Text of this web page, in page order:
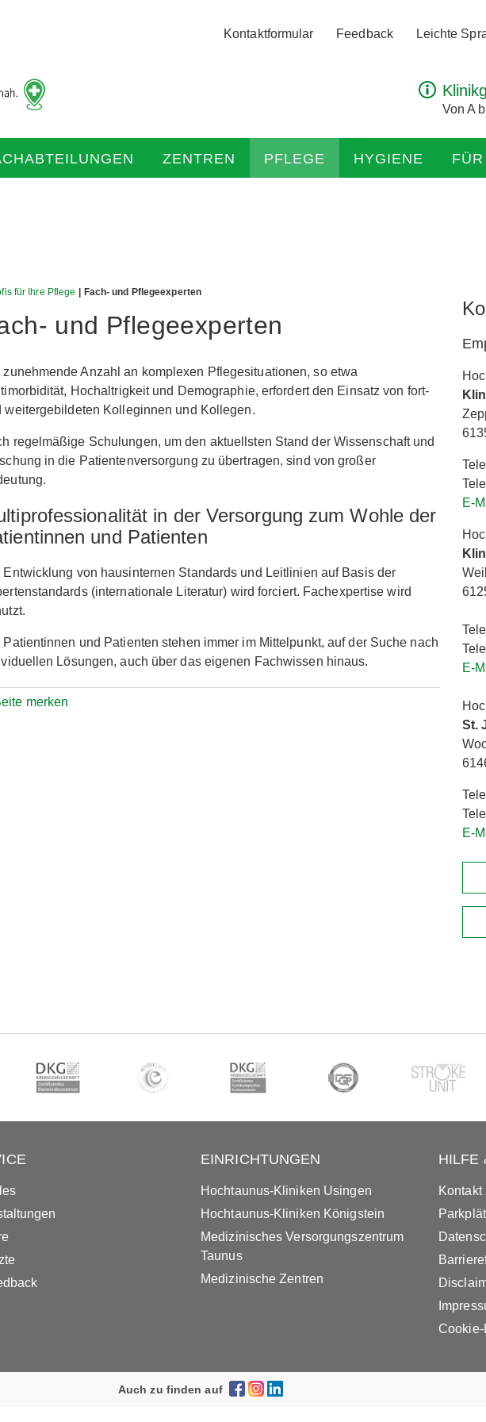
zur
Startseite
Kontaktformular Feedback Leichte
Von A
ZENTREN PFLEGE HYGIENE
für Ihre Pflege | Fach- und Pflegeexperten
und Pflegeexperten
zunehmende Anzahl an komplexen Pflegesituationen, so etwa
Hochaltrigkeit und Demographie, erfordert den Einsatz von fort-
weitergebildeten Kolleginnen und Kollegen.
regelmäßige Schulungen, um den aktuellsten Stand der Wissenschaft und
in die Patientenversorgung zu übertragen, sind von großer
in der Versorgung zum Wohle der
und Patienten
Entwicklung von hausinternen Standards und Leitlinien auf Basis der
(internationale Literatur) wird forciert. Fachexpertise wird
Patientinnen und Patienten stehen immer im Mittelpunkt, auf der Suche nach
Lösungen, auch über das eigenen Fachwissen hinaus.
merken
E-
E-
St.
E-
EINRICHTUNGEN
Hochtaunus-Kliniken Usingen
Hochtaunus-Kliniken Königstein
Medizinisches Versorgungszentrum
Taunus
Medizinische Zentren
HILFE
Auch zu finden auf